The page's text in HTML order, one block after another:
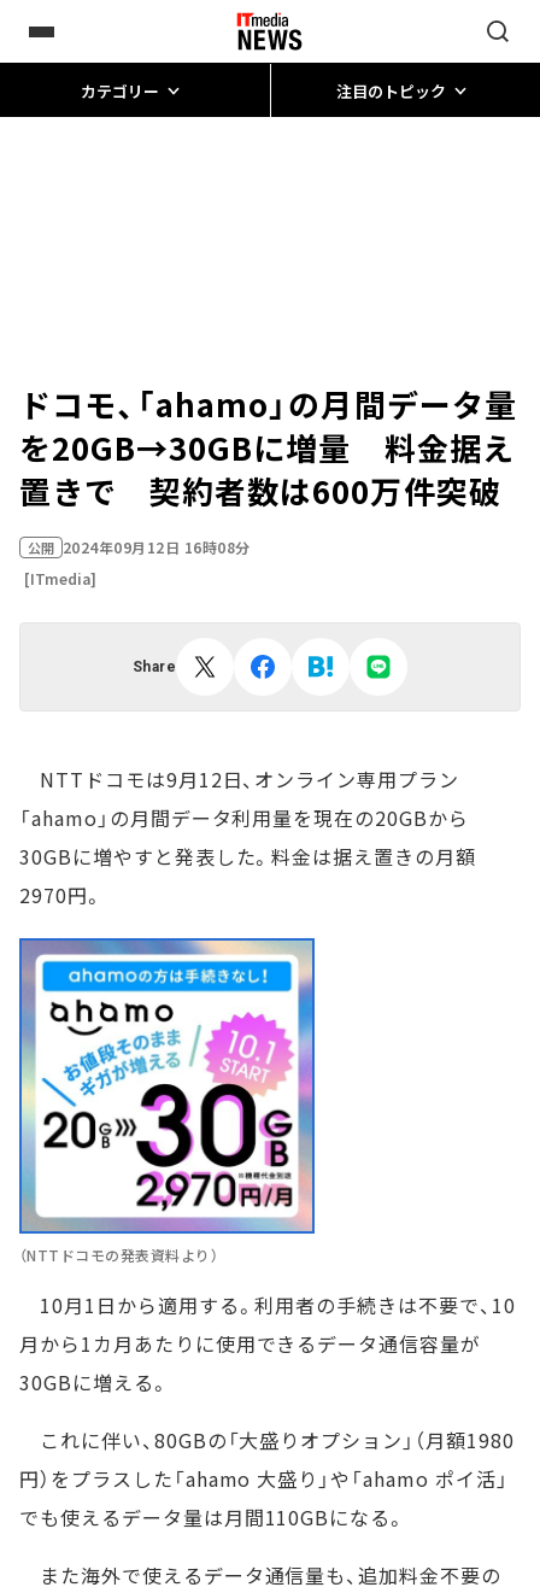
カテゴリー 注目のトピック
ドコモ、「ahamo」の月間データ量
を20GB→30GBに増量 料金据え
置きで 契約者数は600万件突破
公開 2024年09月12日 16時08分
[ITmedia]
Share
NTTドコモは9月12日、オンライン専用プラン
「ahamo」の月間データ利用量を現在の20GBから
30GBに増やすと発表した。料金は据え置きの月額
2970円。
（NTTドコモの発表資料より）
10月1日から適用する。利用者の手続きは不要で、10
月から1カ月あたりに使用できるデータ通信容量が
30GBに増える。
これに伴い、80GBの「大盛りオプション」（月額1980
円）をプラスした「ahamo 大盛り」や「ahamo ポイ活」
でも使えるデータ量は月間110GBになる。
また海外で使えるデータ通信量も、追加料金不要の